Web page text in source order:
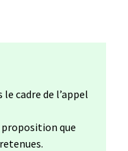
cadre de l’appel
proposition que